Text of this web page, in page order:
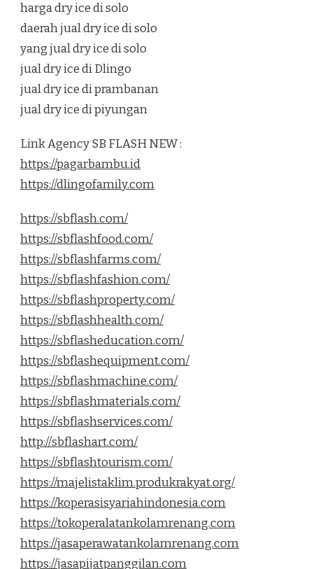
harga dry ice di solo
daerah jual dry ice di solo
yang jual dry ice di solo
jual dry ice di Dlingo
jual dry ice di prambanan
jual dry ice di piyungan
Link Agency SB FLASH NEW :
https://pagarbambu.id
https://dlingofamily.com
https://sbflash.com/
https://sbflashfood.com/
https://sbflashfarms.com/
https://sbflashfashion.com/
https://sbflashproperty.com/
https://sbflashhealth.com/
https://sbflasheducation.com/
https://sbflashequipment.com/
https://sbflashmachine.com/
https://sbflashmaterials.com/
https://sbflashservices.com/
http://sbflashart.com/
https://sbflashtourism.com/
https://majelistaklim.produkrakyat.org/
https://koperasisyariahindonesia.com
https://tokoperalatankolamrenang.com
https://jasaperawatankolamrenang.com
https://jasapijatpanggilan.com